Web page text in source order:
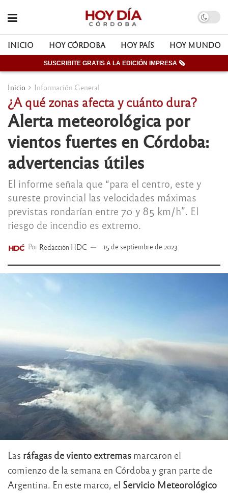
INICIO HOY CÓRDOBA HOY PAÍS HOY MUNDO
SUSCRIBITE GRATIS A LA EDICIÓN IMPRESA 🗞
Inicio Información General
¿A qué zonas afecta y cuánto dura?
Alerta meteorológica por
vientos fuertes en Córdoba:
advertencias útiles
El informe señala que “para el centro, este y
sureste provincial las velocidades máximas
previstas rondarían entre 70 y 85 km/h”. El
riesgo de incendio es extremo.
Por Redacción HDC 15 de septiembre de 2023
Las ráfagas de viento extremas marcaron el
comienzo de la semana en Córdoba y gran parte de
Argentina. En este marco, el Servicio Meteorológico